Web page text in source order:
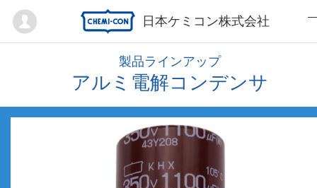
日本ケミコン株式会社
Mypage
製品ラインアップ
アルミ電解コンデンサ